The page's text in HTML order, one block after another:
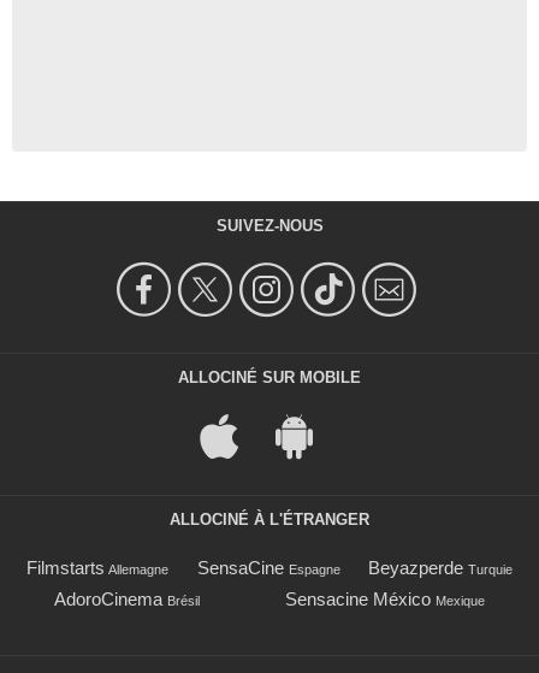
SUIVEZ-NOUS
ALLOCINÉ SUR MOBILE
ALLOCINÉ À L'ÉTRANGER
Filmstarts Allemagne SensaCine Espagne Beyazperde Turquie
AdoroCinema Brésil Sensacine México Mexique